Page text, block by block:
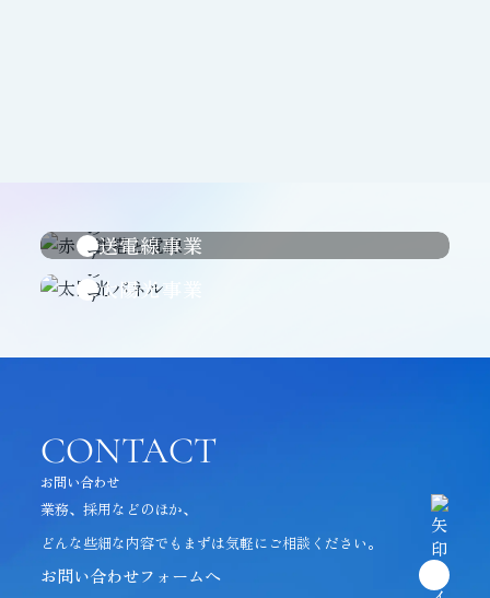
送電線事業
太陽光事業
CONTACT
お問い合わせ
業務、採用などのほか、
どんな些細な内容でも まずは気軽にご相談ください。
お問い合わせフォームへ